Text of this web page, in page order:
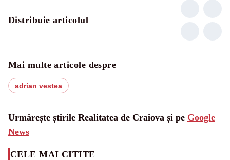
Distribuie articolul
Mai multe articole despre
adrian vestea
Urmărește știrile Realitatea de Craiova și pe Google
News
CELE MAI CITITE